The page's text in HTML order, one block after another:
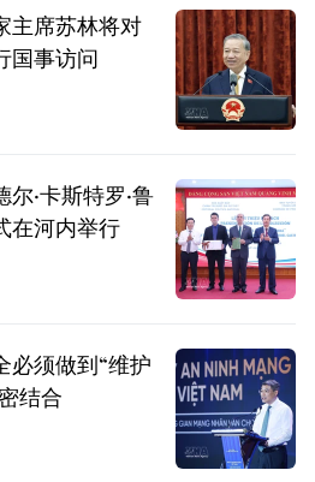
主席苏林将对
国事访问
尔·卡斯特罗·鲁
在河内举行
必须做到“维护
结合